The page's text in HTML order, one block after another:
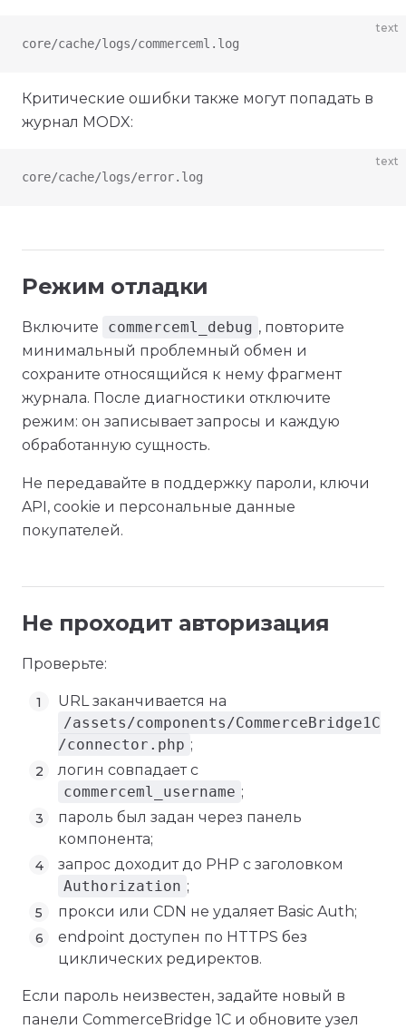
text
core/cache/logs/commerceml.log
Критические ошибки также могут попадать в
журнал MODX:
text
core/cache/logs/error.log
Режим отладки
Включите commerceml_debug , повторите
минимальный проблемный обмен и
сохраните относящийся к нему фрагмент
журнала. После диагностики отключите
режим: он записывает запросы и каждую
обработанную сущность.
Не передавайте в поддержку пароли, ключи
API, cookie и персональные данные
покупателей.
Не проходит авторизация
Проверьте:
URL заканчивается на
/assets/components/CommerceBridge1C
/connector.php ;
логин совпадает с
commerceml_username ;
пароль был задан через панель
компонента;
запрос доходит до PHP с заголовком
Authorization ;
прокси или CDN не удаляет Basic Auth;
endpoint доступен по HTTPS без
циклических редиректов.
Если пароль неизвестен, задайте новый в
панели CommerceBridge 1C и обновите узел